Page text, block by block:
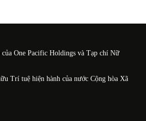
One Pacific Holdings và Tạp chí Nữ
Trí tuệ hiện hành của nước Cộng hòa Xã